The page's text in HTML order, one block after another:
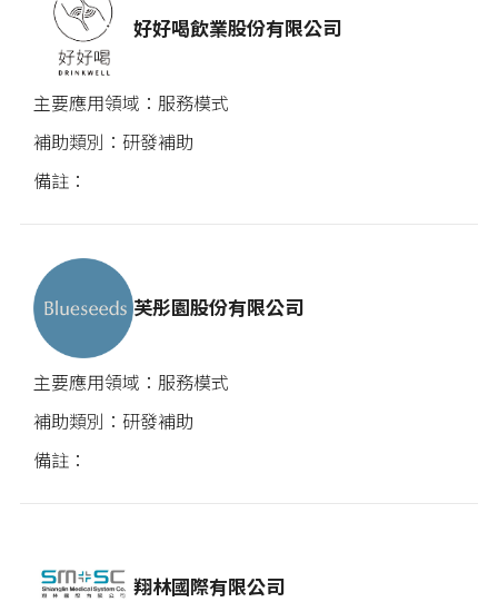
好好喝飲業股份有限公司
服務模式
研發補助
芙彤園股份有限公司
服務模式
研發補助
翔林國際有限公司